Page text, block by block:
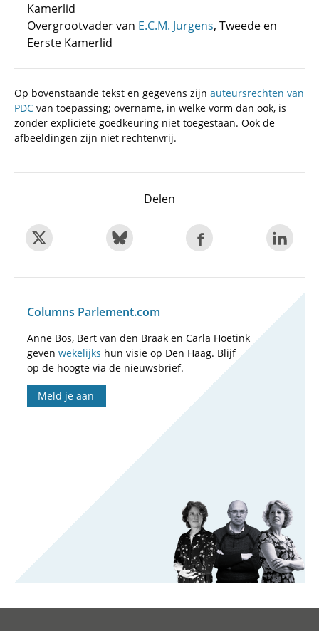
Kamerlid
Overgrootvader van E.C.M. Jurgens, Tweede en
Eerste Kamerlid
Op bovenstaande tekst en gegevens zijn auteursrechten van
PDC van toepassing; overname, in welke vorm dan ook, is
zonder expliciete goedkeuring niet toegestaan. Ook de
afbeeldingen zijn niet rechtenvrij.
Delen
Columns Parlement.com
Anne Bos, Bert van den Braak en Carla Hoetink
geven wekelijks hun visie op Den Haag. Blijf
op de hoogte via de nieuwsbrief.
Meld je aan